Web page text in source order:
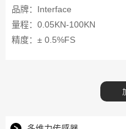
品牌：Interface
量程：0.05KN-100KN
精度：± 0.5%FS